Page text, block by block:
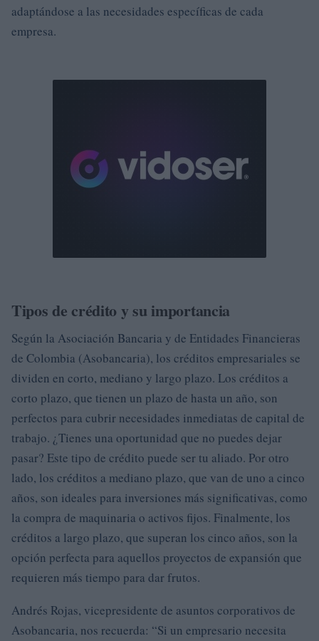
adaptándose a las necesidades específicas de cada
empresa.
Tipos de crédito y su importancia
Según la Asociación Bancaria y de Entidades Financieras
de Colombia (Asobancaria), los créditos empresariales se
dividen en corto, mediano y largo plazo. Los créditos a
corto plazo, que tienen un plazo de hasta un año, son
perfectos para cubrir necesidades inmediatas de capital de
trabajo. ¿Tienes una oportunidad que no puedes dejar
pasar? Este tipo de crédito puede ser tu aliado. Por otro
lado, los créditos a mediano plazo, que van de uno a cinco
años, son ideales para inversiones más significativas, como
la compra de maquinaria o activos fijos. Finalmente, los
créditos a largo plazo, que superan los cinco años, son la
opción perfecta para aquellos proyectos de expansión que
requieren más tiempo para dar frutos.
Andrés Rojas, vicepresidente de asuntos corporativos de
Asobancaria, nos recuerda: “Si un empresario necesita